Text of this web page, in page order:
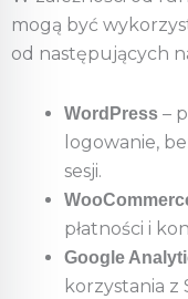
mogą być
od następujących
WordPress –
logowanie,
sesji.
płatności i
Google
korzystania